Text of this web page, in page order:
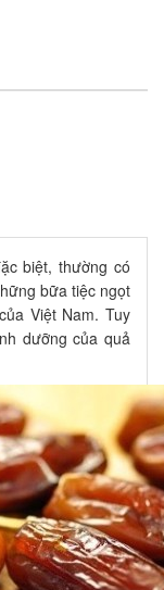
biệt, thường có
bữa tiệc ngọt
Việt Nam. Tuy
dưỡng của quả